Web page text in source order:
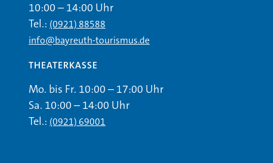
10:00 – 14:00 Uhr
Tel.: (0921) 88588
info@bayreuth-tourismus.de
THEATERKASSE
Mo. bis Fr. 10:00 – 17:00 Uhr
Sa. 10:00 – 14:00 Uhr
Tel.: (0921) 69001